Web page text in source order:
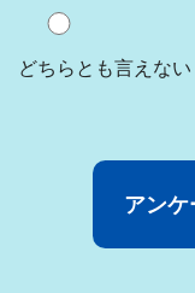
どちらとも言えない